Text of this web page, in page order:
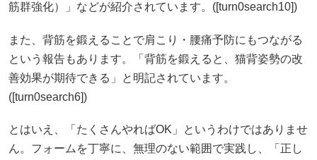
筋群強化）」などが紹介されています。([turn0search10])
また、背筋を鍛えることで肩こり・腰痛予防にもつながる
という報告もあります。「背筋を鍛えると、猫背姿勢の改
善効果が期待できる」と明記されています。
([turn0search6])
とはいえ、「たくさんやればOK」というわけではありませ
ん。フォームを丁寧に、無理のない範囲で実践し、「正し